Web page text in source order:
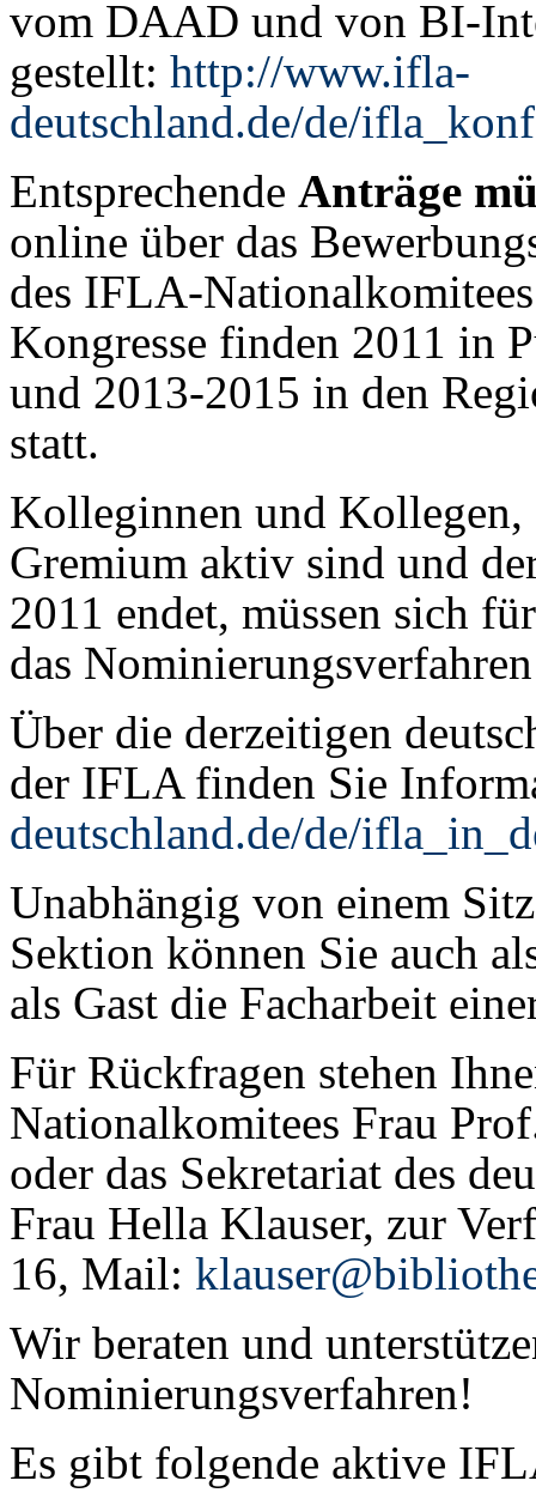
vom DAAD und von BI-
gestellt: http://www.ifla-
deutschland.de/de/
Entsprechende Anträge
online über das
des IFLA-
Kongresse finden 2011 in
und 2013-2015 in den
statt.
Kolleginnen und
Gremium aktiv sind und
2011 endet, müssen sich
das
Über die derzeitigen
der IFLA finden Sie
deutschland.de/de/
Unabhängig von einem
Sektion können Sie auch
als Gast die Facharbeit
Für Rückfragen stehen
Nationalkomitees Frau
oder das Sekretariat des
Frau Hella Klauser, zur
16, Mail:
Wir beraten und
Nominierungsverfahren!
Es gibt folgende aktive